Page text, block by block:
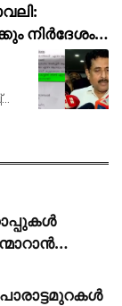
നിർദേശം